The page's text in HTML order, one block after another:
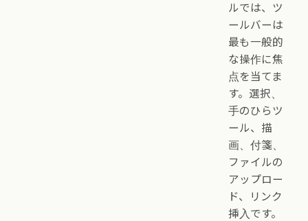
ルでは、ツ
ールバーは
最も一般的
な操作に焦
点を当てま
す。選択、
手のひらツ
ール、描
画、付箋、
ファイルの
アップロー
ド、リンク
挿入です。